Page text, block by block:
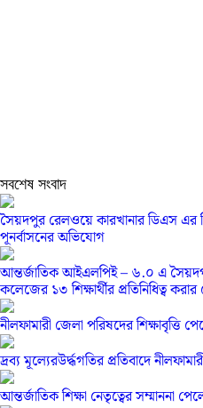
সবশেষ সংবাদ
সৈয়দপুর রেলওয়ে কারখানার ডিএস এর
পূনর্বাসনের অভিযোগ
আন্তর্জাতিক আইএলপিই – ৬.০ এ
কলেজের ১৩ শিক্ষার্থীর প্রতিনিধিত্ব
নীলফামারী জেলা পরিষদের শিক্ষাবৃত্তি
দ্রব্য মূল্যেরউর্দ্ধগতির প্রতিবাদে
আন্তর্জাতিক শিক্ষা নেতৃত্বের সম্মাননা